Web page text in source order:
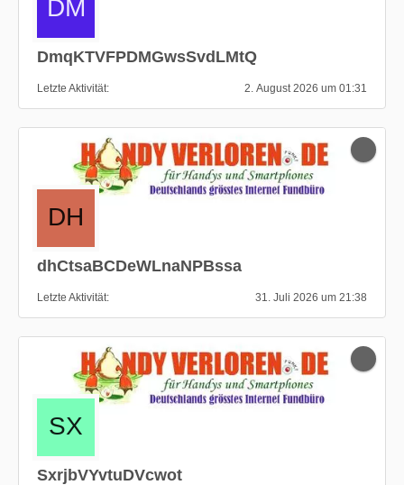
DmqKTVFPDMGwsSvdLMtQ
Letzte Aktivität 2. August 2026 um 01:31
dhCtsaBCDeWLnaNPBssa
Letzte Aktivität 31. Juli 2026 um 21:38
SxrjbVYvtuDVcwot